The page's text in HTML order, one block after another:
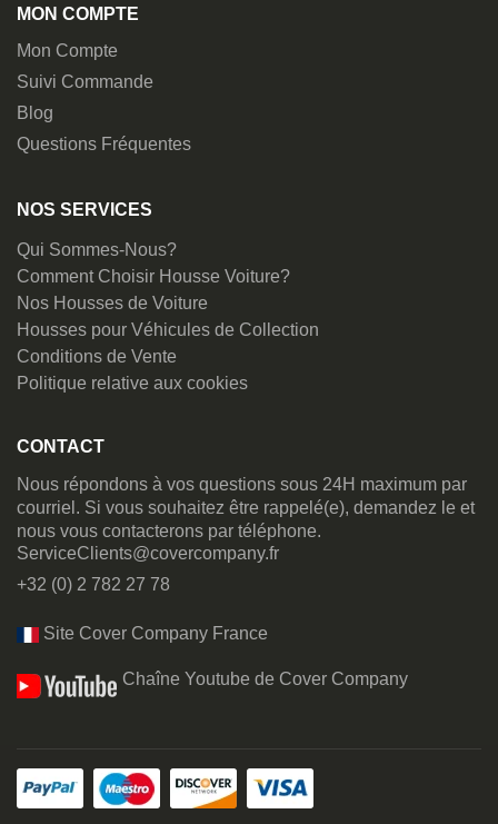
MON COMPTE
Mon Compte
Suivi Commande
Blog
Questions Fréquentes
NOS SERVICES
Qui Sommes-Nous?
Comment Choisir Housse Voiture?
Nos Housses de Voiture
Housses pour Véhicules de Collection
Conditions de Vente
Politique relative aux cookies
CONTACT
Nous répondons à vos questions sous 24H maximum par
courriel. Si vous souhaitez être rappelé(e), demandez le et
nous vous contacterons par téléphone.
ServiceClients@covercompany.fr
+32 (0) 2 782 27 78
Site Cover Company France
Chaîne Youtube de Cover Company